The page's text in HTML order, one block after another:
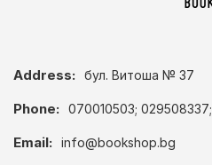
Address: бул. Витоша № 37
Phone: 070010503; 029508337;
Email: info@bookshop.bg